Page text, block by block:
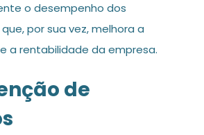
o desempenho dos
por sua vez, melhora a
a rentabilidade da empresa.
de